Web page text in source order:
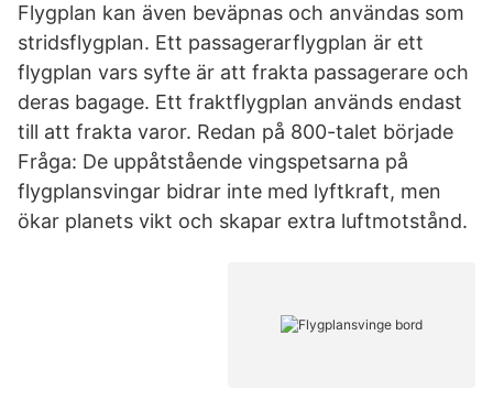
Flygplan kan även beväpnas och användas som
stridsflygplan. Ett passagerarflygplan är ett
flygplan vars syfte är att frakta passagerare och
deras bagage. Ett fraktflygplan används endast
till att frakta varor. Redan på 800-talet började
Fråga: De uppåtstående vingspetsarna på
flygplansvingar bidrar inte med lyftkraft, men
ökar planets vikt och skapar extra luftmotstånd.